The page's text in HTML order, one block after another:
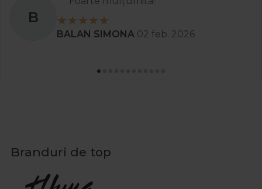
B
BALAN SIMONA 02 feb. 2026
Branduri de top